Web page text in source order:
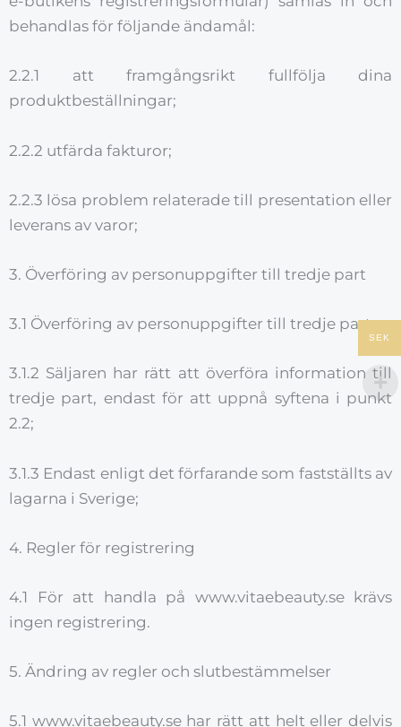
behandlas för följande ändamål:
2.2.1 att framgångsrikt fullfölja dina
produktbeställningar;
2.2.2 utfärda fakturor;
2.2.3 lösa problem relaterade till presentation eller
leverans av varor;
3. Överföring av personuppgifter till tredje part
3.1 Överföring av personuppgifter till tredje part
3.1.2 Säljaren har rätt att överföra information till
tredje part, endast för att uppnå syftena i punkt
2.2;
3.1.3 Endast enligt det förfarande som fastställts av
lagarna i Sverige;
4. Regler för registrering
4.1 För att handla på www.vitaebeauty.se krävs
ingen registrering.
5. Ändring av regler och slutbestämmelser
5.1 www.vitaebeauty.se har rätt att helt eller delvis
SEK